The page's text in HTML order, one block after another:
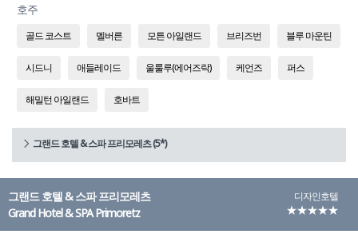
호주
골드 코스트 멜버른 모튼 아일랜드 브리즈번 블루 마운틴
시드니 애들레이드 울룰루(에어즈락) 케언즈 퍼스
해밀턴 아일랜드 호바트
그랜드 호텔 & 스파 프리모레츠 (5*)
그랜드 호텔 & 스파 프리모레츠
Grand Hotel & SPA Primoretz
디자인호텔
★★★★★